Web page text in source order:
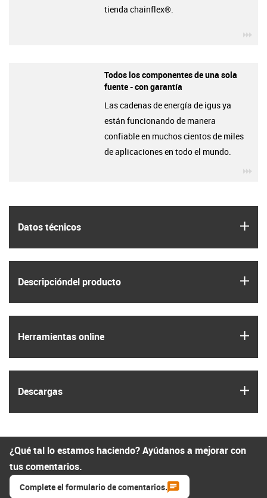
Datos técnicos
Descripción­del producto
Herramientas online
Descargas
tienda chainflex®.
Todos los componentes de una sola
fuente - con garantía
Las cadenas de energía de igus ya
están funcionando de manera
confiable en muchos cientos de miles
de aplicaciones en todo el mundo.
¿Qué tal lo estamos haciendo? Ayúdanos a mejorar con
tus comentarios.
Complete el formulario de comentarios.